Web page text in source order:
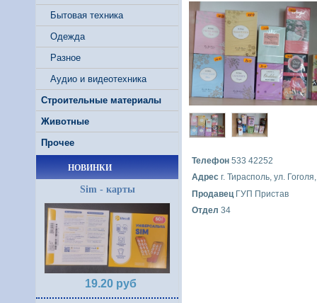
Бытовая техника
Одежда
Разное
Аудио и видеотехника
Строительные материалы
Животные
Прочее
НОВИНКИ
Sim - карты
19.20 руб
Телефон 533 42252
Адрес г. Тирасполь, ул.
Продавец ГУП Пристав
Отдел 34